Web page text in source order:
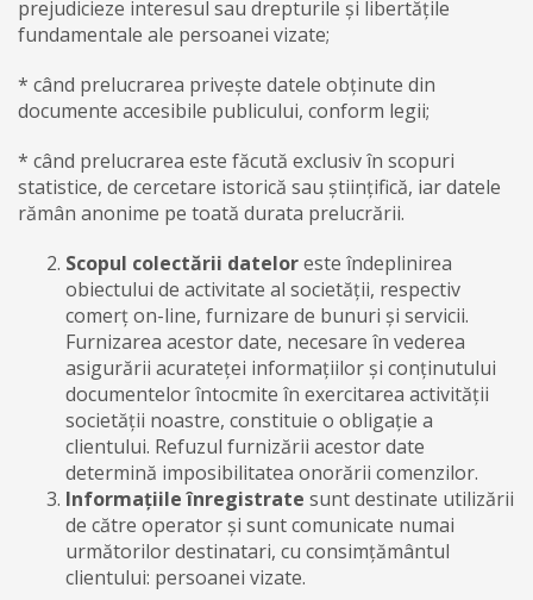
prejudicieze interesul sau drepturile și libertățile
fundamentale ale persoanei vizate;
* când prelucrarea privește datele obținute din
documente accesibile publicului, conform legii;
* când prelucrarea este făcută exclusiv în scopuri
statistice, de cercetare istorică sau științifică, iar datele
rămân anonime pe toată durata prelucrării.
Scopul colectării dateloreste îndeplinirea
obiectului de activitate al societății, respectiv
comerț on-line, furnizare de bunuri și servicii.
Furnizarea acestor date, necesare în vederea
asigurării acurateței informațiilor și conținutului
documentelor întocmite în exercitarea activității
societății noastre, constituie o obligație a
clientului. Refuzul furnizării acestor date
determină imposibilitatea onorării comenzilor.
Informațiile înregistrate sunt destinate utilizării
de către operator și sunt comunicate numai
următorilor destinatari, cu consimțământul
clientului: persoanei vizate.